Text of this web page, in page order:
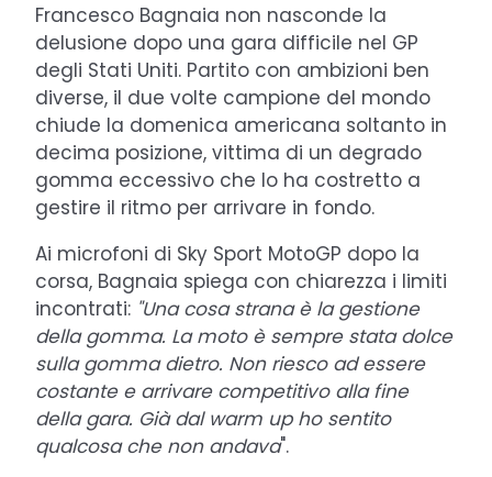
Francesco Bagnaia non nasconde la
delusione dopo una gara difficile nel GP
degli Stati Uniti. Partito con ambizioni ben
diverse, il due volte campione del mondo
chiude la domenica americana soltanto in
decima posizione, vittima di un degrado
gomma eccessivo che lo ha costretto a
gestire il ritmo per arrivare in fondo.
Ai microfoni di Sky Sport MotoGP dopo la
corsa, Bagnaia spiega con chiarezza i limiti
incontrati: "Una cosa strana è la gestione
della gomma. La moto è sempre stata dolce
sulla gomma dietro. Non riesco ad essere
costante e arrivare competitivo alla fine
della gara. Già dal warm up ho sentito
qualcosa che non andava".